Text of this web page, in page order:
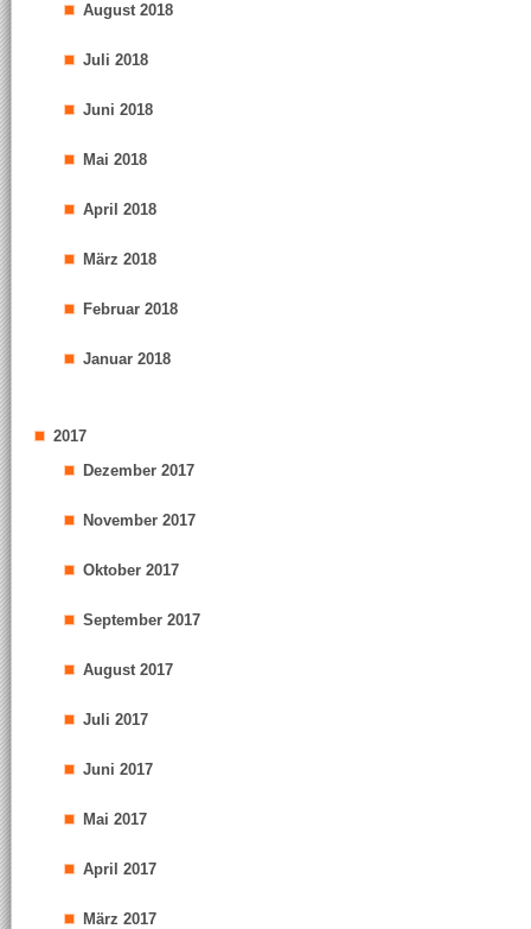
August 2018
Juli 2018
Juni 2018
Mai 2018
April 2018
März 2018
Februar 2018
Januar 2018
2017
Dezember 2017
November 2017
Oktober 2017
September 2017
August 2017
Juli 2017
Juni 2017
Mai 2017
April 2017
März 2017